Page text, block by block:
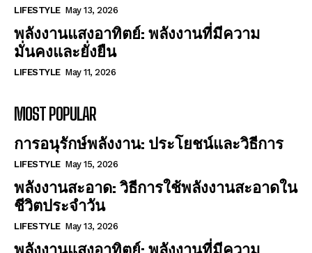
LIFESTYLE May 13, 2026
พลังงานแสงอาทิตย์: พลังงานที่มีความ
มั่นคงและยั่งยืน
LIFESTYLE May 11, 2026
MOST POPULAR
การอนุรักษ์พลังงาน: ประโยชน์และวิธีการ
LIFESTYLE May 15, 2026
พลังงานสะอาด: วิธีการใช้พลังงานสะอาดใน
ชีวิตประจำวัน
LIFESTYLE May 13, 2026